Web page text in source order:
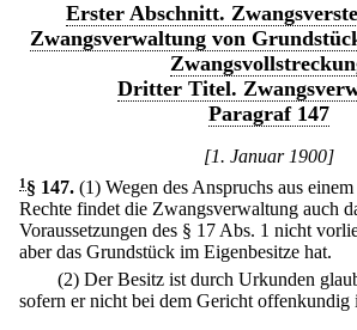
Erster Abschnitt.
Zwangsverwaltung von
Dritter Titel.
Paragraf 147
[1. Januar 1900]
1 § 147. (1) Wegen des Anspruchs aus
Rechte findet die Zwangsverwaltung auch
Voraussetzungen des § 17 Abs. 1 nicht
aber das Grundstück im Eigenbesitze hat.
(2) Der Besitz ist durch Urkunden
sofern er nicht bei dem Gericht offenkundig